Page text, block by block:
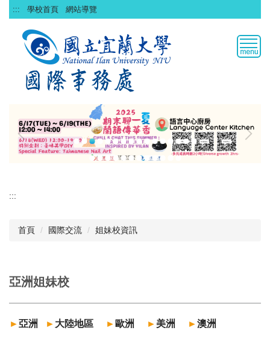
跳
到
::: 學校首頁 網站導覽
:::
首頁 國際交流 姐妹校資訊
亞洲姐妹校
►亞洲 ► 大陸地區 ► 歐洲 ► 美洲 ►澳洲